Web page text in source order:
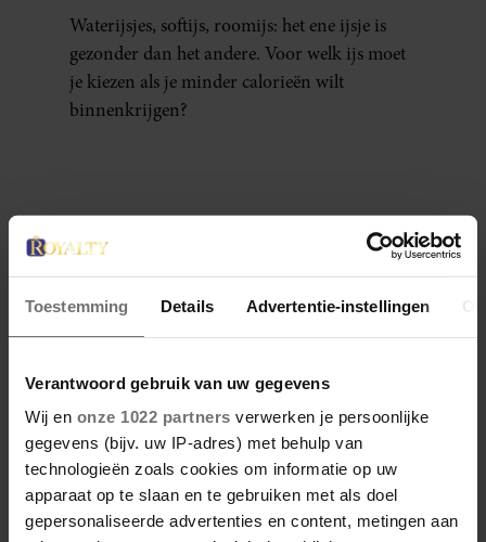
Toestemming Details Advertentie-instellingen
Verantwoord gebruik van uw gegevens
Wij en onze 1022 partners verwerken je persoonlijke
gegevens (bijv. uw IP-adres) met behulp van
technologieën zoals cookies om informatie op uw
apparaat op te slaan en te gebruiken met als doel
gepersonaliseerde advertenties en content, metingen aan
Waterijsjes, softijs, roomijs: het ene ijsje is
gezonder dan het andere. Voor welk ijs moet
je kiezen als je minder calorieën wilt
binnenkrijgen?
Denise Delgado
Denise is een creatieve freelance journalist sinds
de Haagse Hogeschool en Journalistiek aan KU
Leuven campus Brussel. Denise is bedreven in
het creëren van content en is een enthousiast,
nieuwsgierig en vriendelijk persoon met een
enorme wanderlust. Naast haar passie voor
reizen, is ze gek op vechtsport, muziek, wijn en
fietsen in de natuur.